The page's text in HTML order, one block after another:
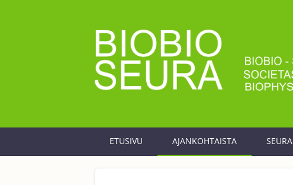
ETUSIVU AJANKOHTAISTA SEURA